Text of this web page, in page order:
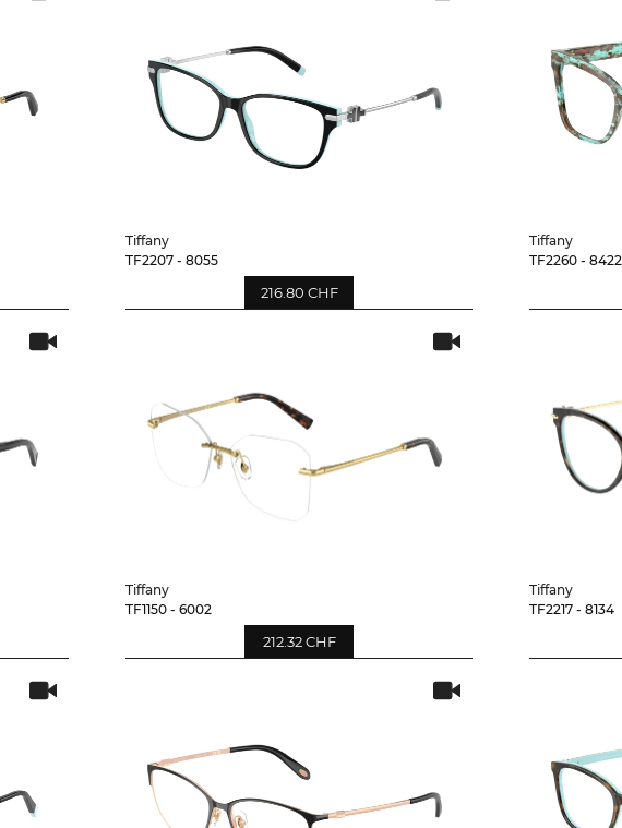
Tiffany
TF2207 - 8055
216.80 CHF
Tiffany
TF2260 - 8422
Tiffany
TF1150 - 6002
212.32 CHF
Tiffany
TF2217 - 8134